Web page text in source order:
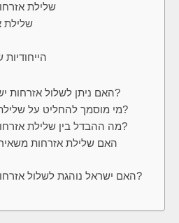
שלילת
שלילת
האם ניתן לשלול אזרחות ישראלית לכל אזרח?
מי מוסמך להחליט על שלילת אזרחות בישראל?
מה ההבדל בין שלילת אזרחות לביטול אזרחות?
האם שלילת אזרחות
האם ישראל נוהגת לשלול אזרחות לעיתים קרובות?